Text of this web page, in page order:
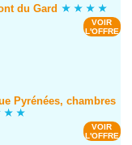
du Gard
VOIR
L'OFFRE
Pyrénées, chambres
VOIR
L'OFFRE